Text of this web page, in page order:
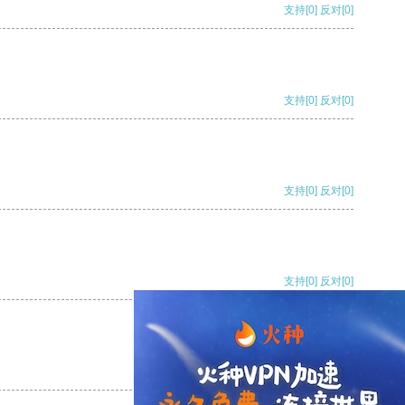
支持[0] 反对[0]
支持[0] 反对[0]
支持[0] 反对[0]
支持[0] 反对[0]
支持[0] 反对